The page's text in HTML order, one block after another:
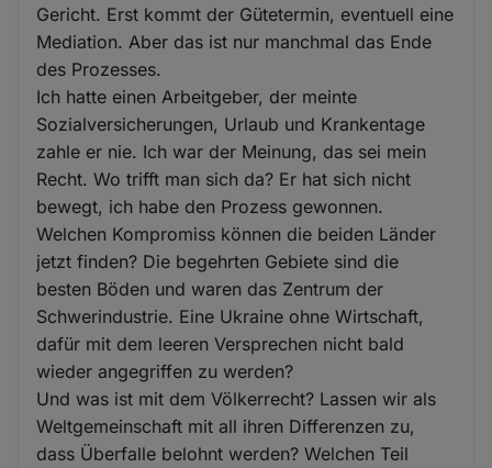
Gericht. Erst kommt der Gütetermin, eventuell eine
Mediation. Aber das ist nur manchmal das Ende
des Prozesses.
Ich hatte einen Arbeitgeber, der meinte
Sozialversicherungen, Urlaub und Krankentage
zahle er nie. Ich war der Meinung, das sei mein
Recht. Wo trifft man sich da? Er hat sich nicht
bewegt, ich habe den Prozess gewonnen.
Welchen Kompromiss können die beiden Länder
jetzt finden? Die begehrten Gebiete sind die
besten Böden und waren das Zentrum der
Schwerindustrie. Eine Ukraine ohne Wirtschaft,
dafür mit dem leeren Versprechen nicht bald
wieder angegriffen zu werden?
Und was ist mit dem Völkerrecht? Lassen wir als
Weltgemeinschaft mit all ihren Differenzen zu,
dass Überfalle belohnt werden? Welchen Teil